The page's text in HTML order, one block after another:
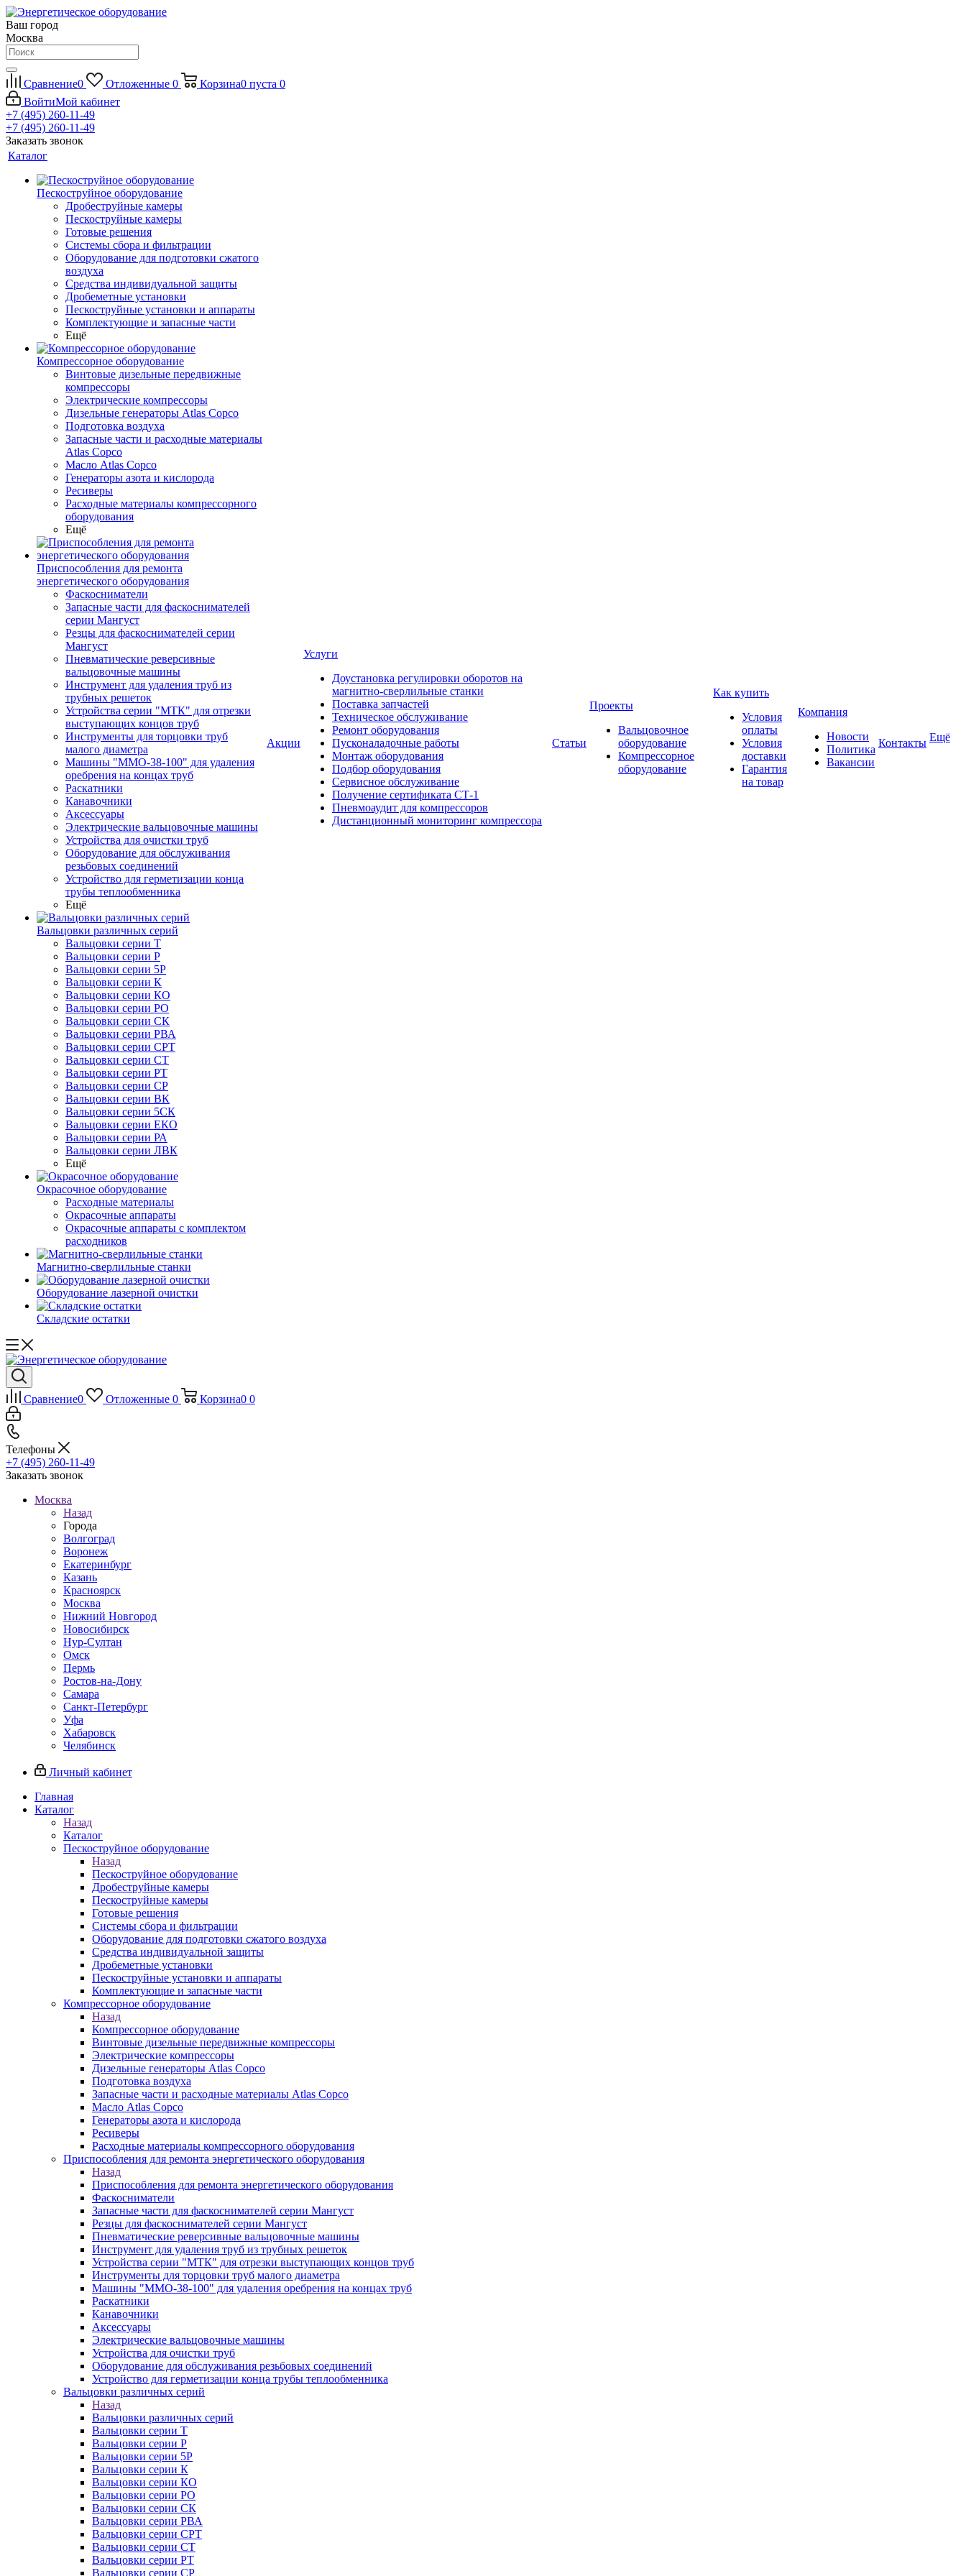
Ваш город
Москва
Сравнение0 Отложенные 0 Корзина0 пуста 0
ВойтиМой кабинет
+7 (495) 260-11-49
+7 (495) 260-11-49
Заказать звонок
Каталог
Пескоструйное оборудование
Дробеструйные камеры
Пескоструйные камеры
Готовые решения
Системы сбора и фильтрации
Оборудование для подготовки сжатого
воздуха
Средства индивидуальной защиты
Дробеметные установки
Пескоструйные установки и аппараты
Комплектующие и запасные части
Ещё
Компрессорное оборудование
Винтовые дизельные передвижные
компрессоры
Электрические компрессоры
Дизельные генераторы Atlas Copco
Подготовка воздуха
Запасные части и расходные материалы
Atlas Copco
Масло Atlas Copco
Генераторы азота и кислорода
Ресиверы
Расходные материалы компрессорного
оборудования
Ещё
Приспособления для ремонта
энергетического оборудования
Фаскосниматели
Запасные части для фаскоснимателей
серии Мангуст
Резцы для фаскоснимателей серии
Мангуст
Пневматические реверсивные
вальцовочные машины
Инструмент для удаления труб из
трубных решеток
Устройства серии "МТК" для отрезки
выступающих концов труб
Инструменты для торцовки труб
малого диаметра
Машины "ММО-38-100" для удаления
оребрения на концах труб
Раскатники
Канавочники
Аксессуары
Электрические вальцовочные машины
Устройства для очистки труб
Оборудование для обслуживания
резьбовых соединений
Устройство для герметизации конца
трубы теплообменника
Ещё
Вальцовки различных серий
Вальцовки серии Т
Вальцовки серии Р
Вальцовки серии 5Р
Вальцовки серии К
Вальцовки серии КО
Вальцовки серии РО
Вальцовки серии СК
Вальцовки серии РВА
Вальцовки серии СРТ
Вальцовки серии СТ
Вальцовки серии РТ
Вальцовки серии СР
Вальцовки серии ВК
Вальцовки серии 5СК
Вальцовки серии ЕКО
Вальцовки серии РА
Вальцовки серии ЛВК
Ещё
Окрасочное оборудование
Расходные материалы
Окрасочные аппараты
Окрасочные аппараты с комплектом
расходников
Магнитно-сверлильные станки
Оборудование лазерной очистки
Складские остатки
Акции
Услуги
Доустановка регулировки оборотов на
магнитно-сверлильные станки
Поставка запчастей
Техническое обслуживание
Ремонт оборудования
Пусконаладочные работы
Монтаж оборудования
Подбор оборудования
Сервисное обслуживание
Получение сертификата СТ-1
Пневмоаудит для компрессоров
Дистанционный мониторинг компрессора
Статьи
Проекты
Вальцовочное
оборудование
Компрессорное
оборудование
Как купить
Условия
оплаты
Условия
доставки
Гарантия
на товар
Компания
Новости
Политика
Вакансии
Контакты Ещё
Сравнение0 Отложенные 0 Корзина0 0
Телефоны
+7 (495) 260-11-49
Заказать звонок
Москва
Назад
Города
Волгоград
Воронеж
Екатеринбург
Казань
Красноярск
Москва
Нижний Новгород
Новосибирск
Нур-Султан
Омск
Пермь
Ростов-на-Дону
Самара
Санкт-Петербург
Уфа
Хабаровск
Челябинск
Личный кабинет
Главная
Каталог
Назад
Каталог
Пескоструйное оборудование
Назад
Пескоструйное оборудование
Дробеструйные камеры
Пескоструйные камеры
Готовые решения
Системы сбора и фильтрации
Оборудование для подготовки сжатого воздуха
Средства индивидуальной защиты
Дробеметные установки
Пескоструйные установки и аппараты
Комплектующие и запасные части
Компрессорное оборудование
Назад
Компрессорное оборудование
Винтовые дизельные передвижные компрессоры
Электрические компрессоры
Дизельные генераторы Atlas Copco
Подготовка воздуха
Запасные части и расходные материалы Atlas Copco
Масло Atlas Copco
Генераторы азота и кислорода
Ресиверы
Расходные материалы компрессорного оборудования
Приспособления для ремонта энергетического оборудования
Назад
Приспособления для ремонта энергетического оборудования
Фаскосниматели
Запасные части для фаскоснимателей серии Мангуст
Резцы для фаскоснимателей серии Мангуст
Пневматические реверсивные вальцовочные машины
Инструмент для удаления труб из трубных решеток
Устройства серии "МТК" для отрезки выступающих концов труб
Инструменты для торцовки труб малого диаметра
Машины "ММО-38-100" для удаления оребрения на концах труб
Раскатники
Канавочники
Аксессуары
Электрические вальцовочные машины
Устройства для очистки труб
Оборудование для обслуживания резьбовых соединений
Устройство для герметизации конца трубы теплообменника
Вальцовки различных серий
Назад
Вальцовки различных серий
Вальцовки серии Т
Вальцовки серии Р
Вальцовки серии 5Р
Вальцовки серии К
Вальцовки серии КО
Вальцовки серии РО
Вальцовки серии СК
Вальцовки серии РВА
Вальцовки серии СРТ
Вальцовки серии СТ
Вальцовки серии РТ
Вальцовки серии СР